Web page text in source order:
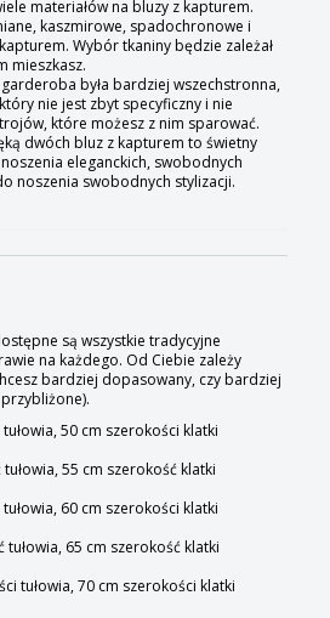
materiałów na bluzy z kapturem.
kaszmirowe, spadochronowe i
Wybór tkaniny będzie zależał
mieszkasz.
była bardziej wszechstronna,
nie jest zbyt specyficzny i nie
które możesz z nim sparować.
dwóch bluz z kapturem to świetny
eleganckich, swobodnych
noszenia swobodnych stylizacji.
są wszystkie tradycyjne
na każdego. Od Ciebie zależy
bardziej dopasowany, czy bardziej
tułowia, 50 cm szerokości klatki
tułowia, 55 cm szerokość klatki
tułowia, 60 cm szerokości klatki
tułowia, 65 cm szerokość klatki
tułowia, 70 cm szerokości klatki